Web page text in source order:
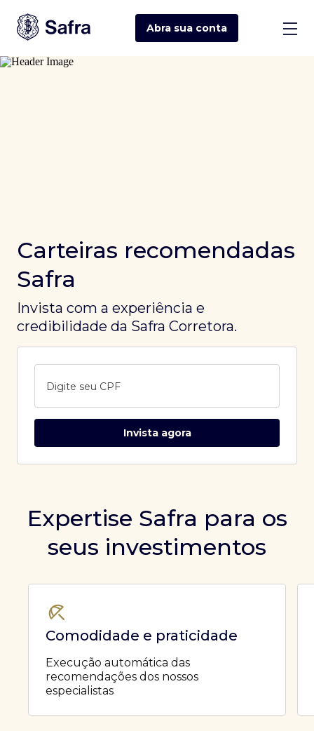
Abra sua conta
Carteiras recomendadas
Safra
Invista com a experiência e
credibilidade da Safra Corretora.
Digite seu CPF
Invista agora
Expertise Safra para os
seus investimentos
Comodidade e praticidade
Execução automática das
recomendações dos nossos
especialistas